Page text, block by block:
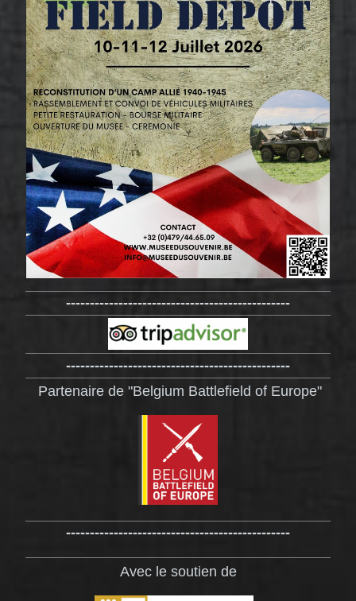
-----------------------------------------------
-----------------------------------------------
Partenaire de "Belgium Battlefield of Europe"
-----------------------------------------------
Avec le soutien de